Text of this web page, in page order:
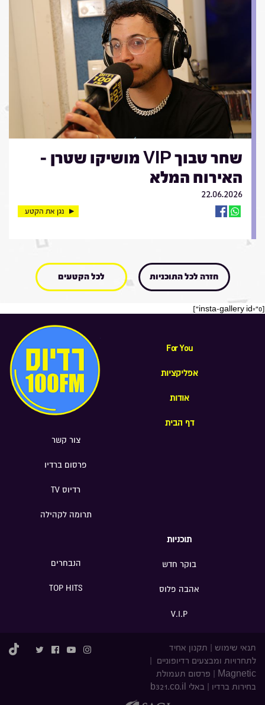
שחר טבוך VIP מושיקו שטרן -
האירוח המלא
22.06.2026
נגן את הקטע
חזרה לכל התוכניות לכל הקטעים
[insta-gallery id="0"]
For You
אפליקציות
אודות
דף הבית
צור קשר
פרסום ברדיו
רדיוס TV
תרומה לקהילה
תוכניות
בוקר חדש
אהבה פלוס
V.I.P
הנבחרים
TOP HITS
תנאי שימוש
תקנון אחיד
לתחרויות ומבצעים רדיופוניים
Magnetic
פרסום תעמולת
בחירות ברדיו
באלי b321.co.il